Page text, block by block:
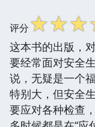
评分☆☆☆
这本书的出版，
要经常面对安全
说，无疑是一个
特别大，但安全
要应对各种检查